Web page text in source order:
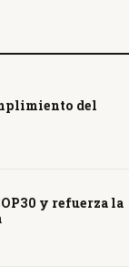
del
y refuerza la